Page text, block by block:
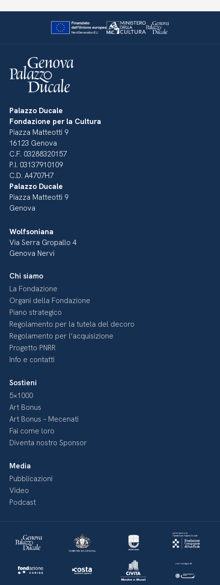
Palazzo Ducale
Fondazione per la Cultura
Piazza Matteotti 9
16123 Genova
C.F. 03288320157
P.I. 03137910109
C.D. A4707H7
Palazzo Ducale
Piazza Matteotti 9
Genova
Wolfsoniana
Via Serra Gropallo 4
Genova Nervi
Chi siamo
La Fondazione
Organi della Fondazione
Piano strategico
Regolamento per la tutela del decoro
Regolamento per l’acquisizione
Progetto PNRR
Info e contatti
Sostieni
5×1000
Art Bonus
Art Bonus – Mecenati
Fai come loro
Diventa nostro Sponsor
Media
Pubblicazioni
Video
Podcast